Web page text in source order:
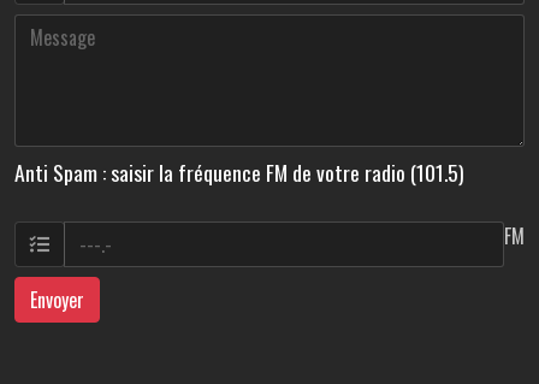
Anti Spam : saisir la fréquence FM de votre radio (101.5)
FM
Envoyer